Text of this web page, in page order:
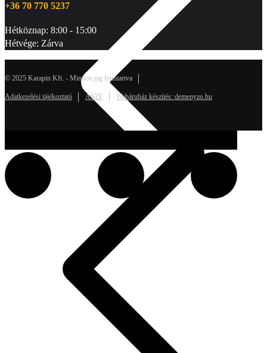
+36 70 770 5237
Hétköznap: 8:00 - 15:00
Hétvége: Zárva
© 2025 Karapin Kft. - Minden jog fenntartva
Adatkezelési tájékoztató ÁSZF Webáruház készítés: demenyzo.hu